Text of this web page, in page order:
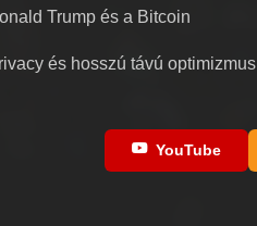
Trump és a Bitcoin
és hosszú távú optimizmus
YouTube